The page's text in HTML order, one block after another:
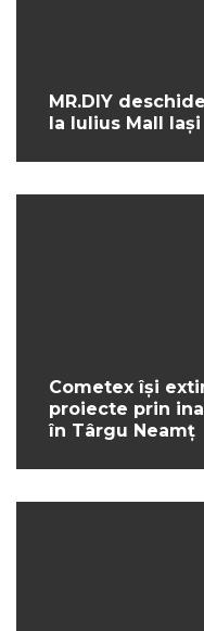
MR.DIY
la Iulius Mall Iași
Cometex își
proiecte prin
în Târgu Neamț